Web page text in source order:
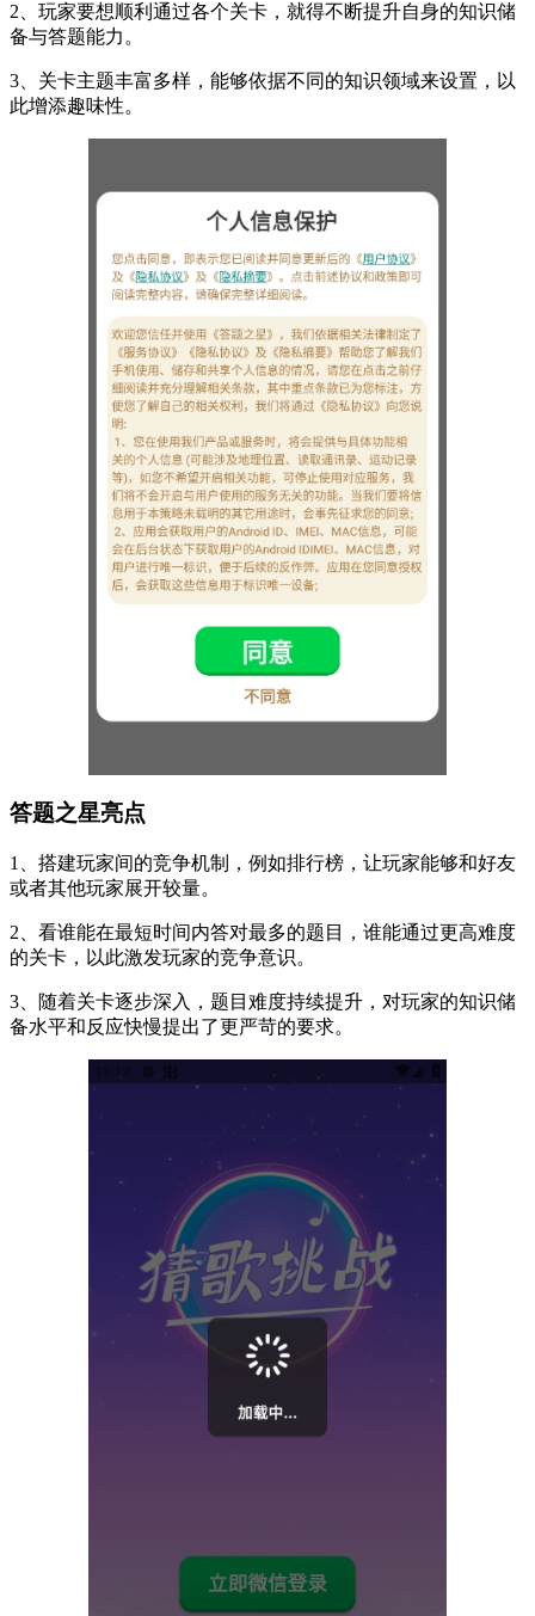
2、玩家要想顺利通过各个关卡，就得不断提升自身的知识储
备与答题能力。
3、关卡主题丰富多样，能够依据不同的知识领域来设置，以
此增添趣味性。
答题之星亮点
1、搭建玩家间的竞争机制，例如排行榜，让玩家能够和好友
或者其他玩家展开较量。
2、看谁能在最短时间内答对最多的题目，谁能通过更高难度
的关卡，以此激发玩家的竞争意识。
3、随着关卡逐步深入，题目难度持续提升，对玩家的知识储
备水平和反应快慢提出了更严苛的要求。